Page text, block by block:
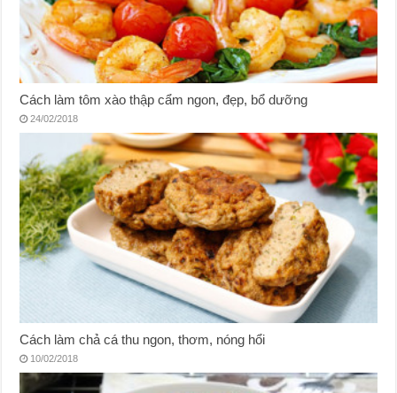
Cách làm tôm xào thập cẩm ngon, đẹp, bổ dưỡng
24/02/2018
Cách làm chả cá thu ngon, thơm, nóng hổi
10/02/2018